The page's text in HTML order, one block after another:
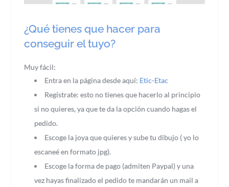
¿Qué tienes que hacer para
conseguir el tuyo?
Muy fácil:
Entra en la página desde aquí: Etic-Etac
Regístrate: esto no tienes que hacerlo al principio
si no quieres, ya que te da la opción cuando hagas el
pedido.
Escoge la joya que quieres y sube tu dibujo ( yo lo
escaneé en formato jpg).
Escoge la forma de pago (admiten Paypal) y una
vez hayas finalizado el pedido te mandarán un mail a